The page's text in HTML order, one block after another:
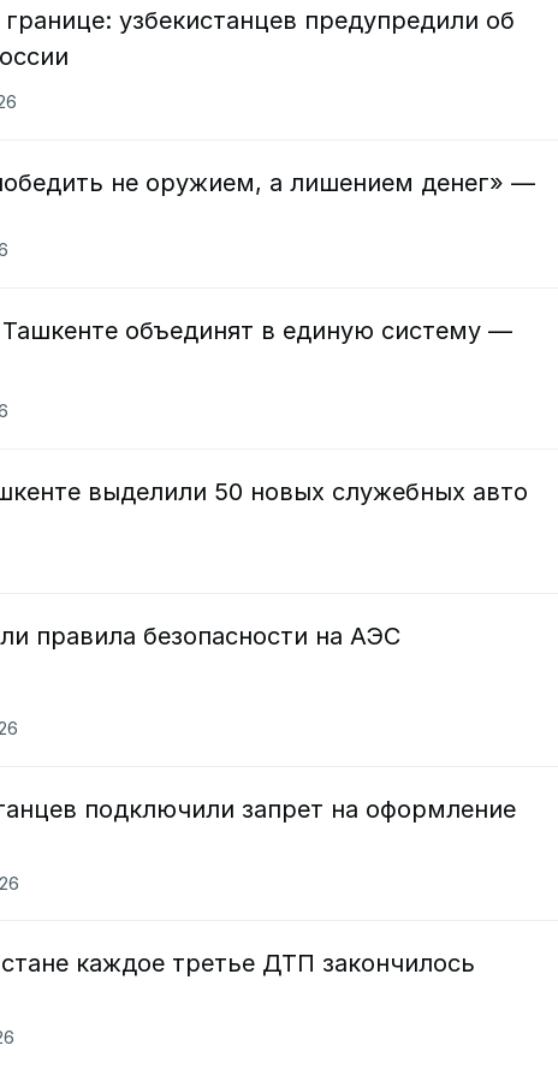
узбекистанцев предупредили об
не оружием, а лишением денег» —
объединят в единую систему —
выделили 50 новых служебных авто
правила безопасности на АЭС
подключили запрет на оформление
каждое третье ДТП закончилось